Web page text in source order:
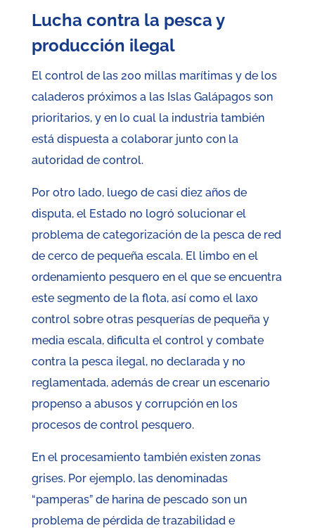
Lucha contra la pesca y
producción ilegal
El control de las 200 millas marítimas y de los
caladeros próximos a las Islas Galápagos son
prioritarios, y en lo cual la industria también
está dispuesta a colaborar junto con la
autoridad de control.
Por otro lado, luego de casi diez años de
disputa, el Estado no logró solucionar el
problema de categorización de la pesca de red
de cerco de pequeña escala. El limbo en el
ordenamiento pesquero en el que se encuentra
este segmento de la flota, así como el laxo
control sobre otras pesquerías de pequeña y
media escala, dificulta el control y combate
contra la pesca ilegal, no declarada y no
reglamentada, además de crear un escenario
propenso a abusos y corrupción en los
procesos de control pesquero.
En el procesamiento también existen zonas
grises. Por ejemplo, las denominadas
“pamperas” de harina de pescado son un
problema de pérdida de trazabilidad e